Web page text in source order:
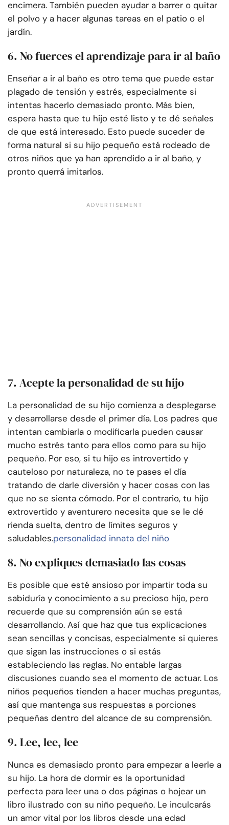
encimera. También pueden ayudar a barrer o quitar
el polvo y a hacer algunas tareas en el patio o el
jardín.
6. No fuerces el aprendizaje para ir al baño
Enseñar a ir al baño es otro tema que puede estar
plagado de tensión y estrés, especialmente si
intentas hacerlo demasiado pronto. Más bien,
espera hasta que tu hijo esté listo y te dé señales
de que está interesado. Esto puede suceder de
forma natural si su hijo pequeño está rodeado de
otros niños que ya han aprendido a ir al baño, y
pronto querrá imitarlos.
7. Acepte la personalidad de su hijo
La personalidad de su hijo comienza a desplegarse
y desarrollarse desde el primer día. Los padres que
intentan cambiarla o modificarla pueden causar
mucho estrés tanto para ellos como para su hijo
pequeño. Por eso, si tu hijo es introvertido y
cauteloso por naturaleza, no te pases el día
tratando de darle diversión y hacer cosas con las
que no se sienta cómodo. Por el contrario, tu hijo
extrovertido y aventurero necesita que se le dé
rienda suelta, dentro de límites seguros y
saludables.personalidad innata del niño
8. No expliques demasiado las cosas
Es posible que esté ansioso por impartir toda su
sabiduría y conocimiento a su precioso hijo, pero
recuerde que su comprensión aún se está
desarrollando. Así que haz que tus explicaciones
sean sencillas y concisas, especialmente si quieres
que sigan las instrucciones o si estás
estableciendo las reglas. No entable largas
discusiones cuando sea el momento de actuar. Los
niños pequeños tienden a hacer muchas preguntas,
así que mantenga sus respuestas a porciones
pequeñas dentro del alcance de su comprensión.
9. Lee, lee, lee
Nunca es demasiado pronto para empezar a leerle a
su hijo. La hora de dormir es la oportunidad
perfecta para leer una o dos páginas o hojear un
libro ilustrado con su niño pequeño. Le inculcarás
un amor vital por los libros desde una edad